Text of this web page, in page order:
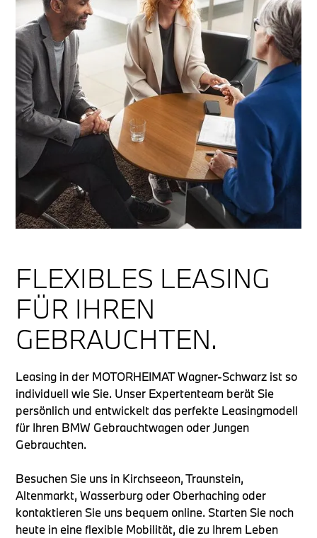
FLEXIBLES LEASING
FÜR IHREN
GEBRAUCHTEN.
Leasing in der MOTORHEIMAT Wagner-Schwarz ist so
individuell wie Sie. Unser Expertenteam berät Sie
persönlich und entwickelt das perfekte Leasingmodell
für Ihren BMW Gebrauchtwagen oder Jungen
Gebrauchten.
Besuchen Sie uns in Kirchseeon, Traunstein,
Altenmarkt, Wasserburg oder Oberhaching oder
kontaktieren Sie uns bequem online. Starten Sie noch
heute in eine flexible Mobilität, die zu Ihrem Leben